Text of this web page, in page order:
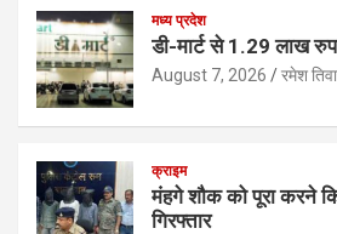
मध्य प्रदेश
डी-मार्ट से 1.29 लाख
August 7, 2026 रमेश
क्राइम
मंहगे शौक को पूरा करने
गिरफ्तार